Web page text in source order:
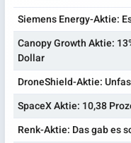
Siemens Energy-Aktie:
Canopy Growth Aktie:
Dollar
DroneShield-Aktie:
SpaceX Aktie: 10,38
Renk-Aktie: Das gab es